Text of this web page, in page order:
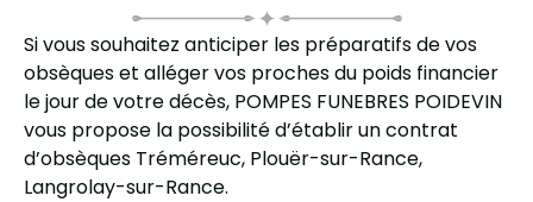
Si vous souhaitez anticiper les préparatifs de vos
obsèques et alléger vos proches du poids financier
le jour de votre décès, POMPES FUNEBRES POIDEVIN
vous propose la possibilité d’établir un contrat
d’obsèques Tréméreuc, Plouër-sur-Rance,
Langrolay-sur-Rance.